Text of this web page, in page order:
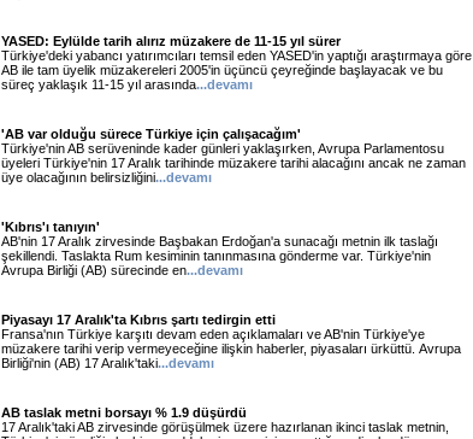
YASED: Eylülde tarih alırız müzakere de 11-15 yıl sürer
Türkiye'deki yabancı yatırımcıları temsil eden YASED'in yaptığı araştırmaya göre
AB ile tam üyelik müzakereleri 2005'in üçüncü çeyreğinde başlayacak ve bu
süreç yaklaşık 11-15 yıl arasında...devamı
'AB var olduğu sürece Türkiye için çalışacağım'
Türkiye'nin AB serüveninde kader günleri yaklaşırken, Avrupa Parlamentosu
üyeleri Türkiye'nin 17 Aralık tarihinde müzakere tarihi alacağını ancak ne zaman
üye olacağının belirsizliğini...devamı
'Kıbrıs'ı tanıyın'
AB'nin 17 Aralık zirvesinde Başbakan Erdoğan'a sunacağı metnin ilk taslağı
şekillendi. Taslakta Rum kesiminin tanınmasına gönderme var. Türkiye'nin
Avrupa Birliği (AB) sürecinde en...devamı
Piyasayı 17 Aralık'ta Kıbrıs şartı tedirgin etti
Fransa'nın Türkiye karşıtı devam eden açıklamaları ve AB'nin Türkiye'ye
müzakere tarihi verip vermeyeceğine ilişkin haberler, piyasaları ürküttü. Avrupa
Birliği'nin (AB) 17 Aralık'taki...devamı
AB taslak metni borsayı % 1.9 düşürdü
17 Aralık'taki AB zirvesinde görüşülmek üzere hazırlanan ikinci taslak metnin,